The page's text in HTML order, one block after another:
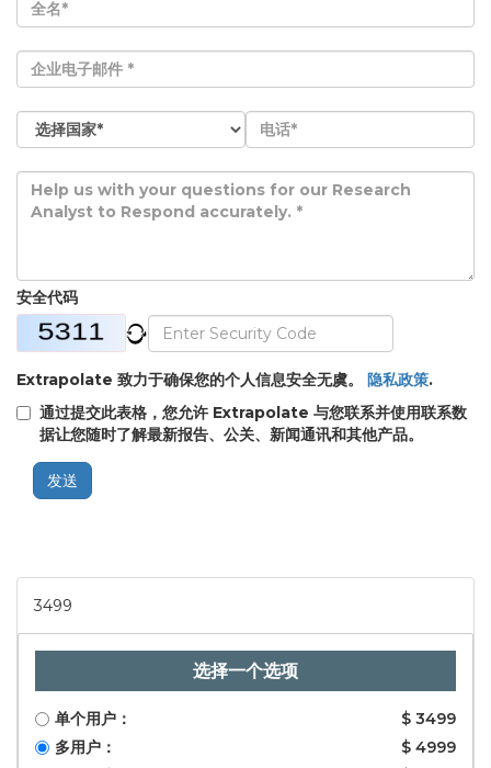
安全代码
Extrapolate 致力于确保您的个人信息安全无虞。 隐私政策.
通过提交此表格，您允许 Extrapolate 与您联系并使用联系数
据让您随时了解最新报告、公关、新闻通讯和其他产品。
发送
3499
选择一个选项
单个用户：
$ 3499
多用户：
$ 4999